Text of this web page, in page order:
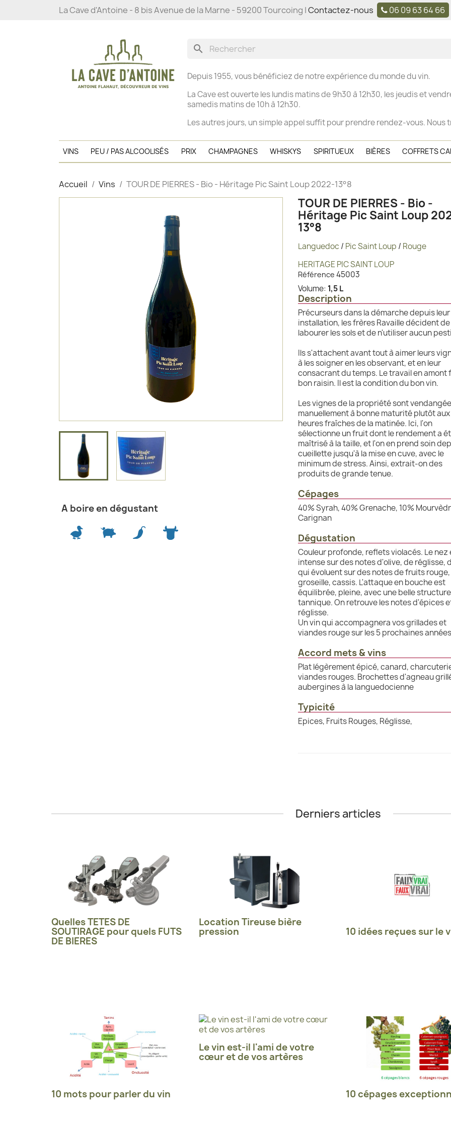
La Cave d'Antoine - 8 bis Avenue de la Marne - 59200 Tourcoing |Contactez-nous 06 09 63 64 66
search
Depuis 1955, vous bénéficiez de notre expérience du monde du vin.
La Cave est ouverte leslundis matins de 9h30 à 12h30, les jeudis et
samedis matins de 10h à 12h30.
Les autres jours, un simple appel suffit pour prendre rendez-vous. Nous
VINS PEU / PAS ALCOOLISÉS PRIX CHAMPAGNES WHISKYS SPIRITUEUX BIÈRES COFFRETS
Accueil Vins TOUR DE PIERRES - Bio - Héritage Pic Saint Loup 2022-13°8
A boire en dégustant
TOUR DE PIERRES - Bio -
Héritage Pic Saint Loup
13°8
Languedoc / Pic Saint Loup / Rouge
HERITAGE PIC SAINT LOUP
Référence 45003
Volume: 1,5 L
Description
Précurseurs dans la démarche depuis leur
installation, les frères Ravaille décident de
labourer les sols et de n'utiliser aucun
Ils s'attachent avant tout à aimer leurs
à les soigner en les observant, et en leur
consacrant du temps. Le travail en amont
bon raisin. Il est la condition du bon vin.
Les vignes de la propriété sont
manuellement à bonne maturité plutôt aux
heures fraîches de la matinée. Ici, l'on
sélectionne un fruit dont le rendement a
maîtrisé à la taille, et l'on en prend soin
cueillette jusqu'à la mise en cuve, avec le
minimum de stress. Ainsi, extrait-on des
produits de grande tenue.
Cépages
40% Syrah, 40% Grenache, 10%
Carignan
Dégustation
Couleur profonde, reflets violacés. Le nez
intense sur des notes d'olive, de réglisse,
qui évoluent sur des notes de fruits rouge,
groseille, cassis. L'attaque en bouche est
équilibrée, pleine, avec une belle structure
tannique. On retrouve les notes d'épices
réglisse.
Un vin qui accompagnera vos grillades et
viandes rouge sur les 5 prochaines
Accord mets & vins
Plat légèrement épicé, canard,
viandes rouges. Brochettes d'agneau
aubergines à la languedocienne
Typicité
Epices, Fruits Rouges, Réglisse,
Derniers articles
Quelles TETES DE
SOUTIRAGE pour quels FUTS
DE BIERES
Location Tireuse bière
pression 10 idées reçues sur le
10 mots pour parler du vin
Le vin est-il l'ami de votre
cœur et de vos artères
10 cépages